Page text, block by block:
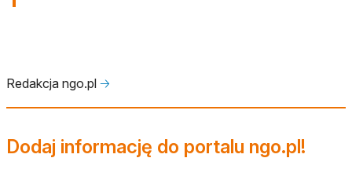
Redakcja ngo.pl 🡢
Dodaj informację do portalu ngo.pl!